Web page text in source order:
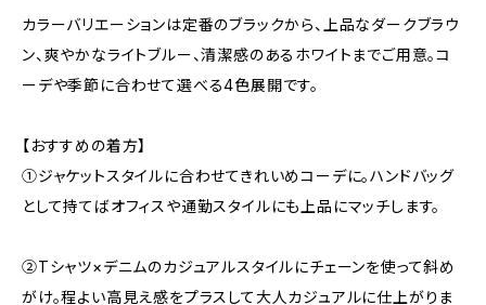
カラーバリエーションは定番のブラックから、上品なダークブラウ
ン、爽やかなライトブルー、清潔感のあるホワイトまでご用意。コ
ーデや季節に合わせて選べる4色展開です。
【おすすめの着方】
①ジャケットスタイルに合わせてきれいめコーデに。ハンドバッグ
として持てばオフィスや通勤スタイルにも上品にマッチします。
②Tシャツ×デニムのカジュアルスタイルにチェーンを使って斜め
がけ。程よい高見え感をプラスして大人カジュアルに仕上がりま